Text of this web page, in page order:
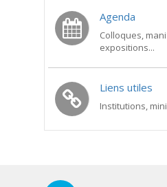
Agenda
Colloques,
expositions...
Liens utiles
Institutions,